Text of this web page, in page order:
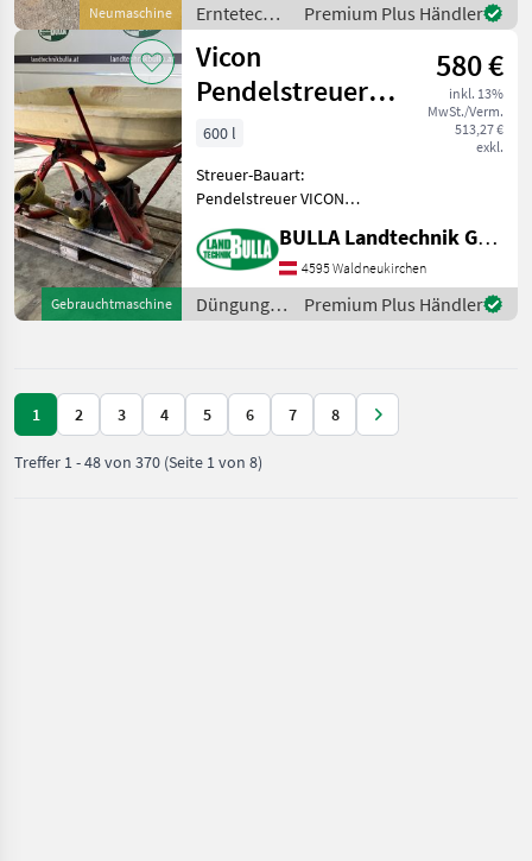
Neumaschine
Erntetechnik
Grünland /
Vicon
Premium Plus Händler
Gebrauchtmaschine
Vicon
Pendelstreuer
600 Liter
580 €
inkl. 13%
MwSt./Verm.
513,27 €
exkl.
600 l
Streuer-Bauart:
Pendelstreuer VICON
Liter + 12 Meter
Arbeitsbreite + Gelenkwelle
Düngung und Beregnung
Mineraldüngerstreuer/Wiegestreue
BULLA Landtechnik GmbH
4595 Waldneukirchen
Düngung
und
Premium Plus Händler
1 2 3 4 5 6 7 8
Treffer 1-48von 370 (Seite 1 von 8)